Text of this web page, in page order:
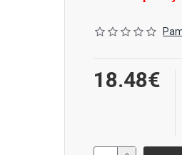
18.48€